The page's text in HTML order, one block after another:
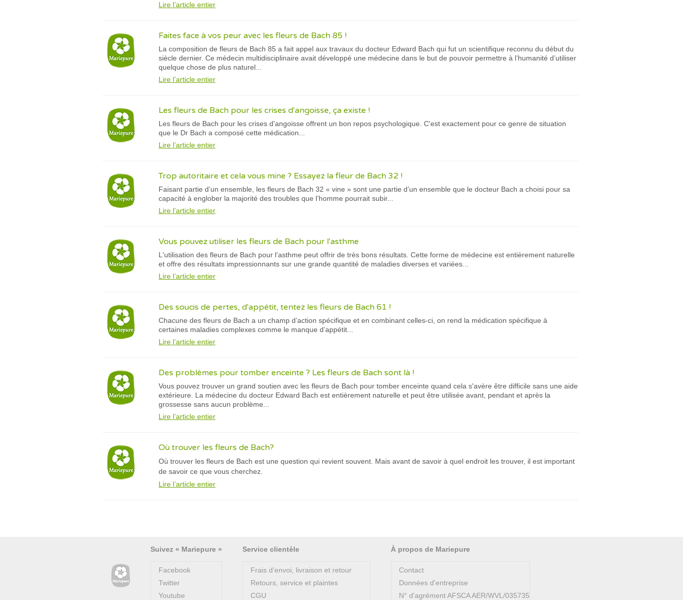
Lire l’article entier
Faites face à vos peur avec les fleurs de Bach 85 !
La composition de fleurs de Bach 85 a fait appel aux travaux du docteur Edward Bach qui fut un scientifique reconnu du début du
siècle dernier. Ce médecin multidisciplinaire avait développé une médecine dans le but de pouvoir permettre à l’humanité d’utiliser
quelque chose de plus naturel...
Lire l’article entier
Les fleurs de Bach pour les crises d'angoisse, ça existe !
Les fleurs de Bach pour les crises d'angoisse offrent un bon repos psychologique. C'est exactement pour ce genre de situation
que le Dr Bach a composé cette médication...
Lire l’article entier
Trop autoritaire et cela vous mine ? Essayez la fleur de Bach 32 !
Faisant partie d’un ensemble, les fleurs de Bach 32 « vine » sont une partie d’un ensemble que le docteur Bach a choisi pour sa
capacité à englober la majorité des troubles que l’homme pourrait subir...
Lire l’article entier
Vous pouvez utiliser les fleurs de Bach pour l'asthme
L'utilisation des fleurs de Bach pour l’asthme peut offrir de très bons résultats. Cette forme de médecine est entièrement naturelle
et offre des résultats impressionnants sur une grande quantité de maladies diverses et variées...
Lire l’article entier
Des soucis de pertes, d'appétit, tentez les fleurs de Bach 61 !
Chacune des fleurs de Bach a un champ d’action spécifique et en combinant celles-ci, on rend la médication spécifique à
certaines maladies complexes comme le manque d’appétit...
Lire l’article entier
Des problèmes pour tomber enceinte ? Les fleurs de Bach sont là !
Vous pouvez trouver un grand soutien avec les fleurs de Bach pour tomber enceinte quand cela s'avère être difficile sans une aide
extérieure. La médecine du docteur Edward Bach est entièrement naturelle et peut être utilisée avant, pendant et après la
grossesse sans aucun problème...
Lire l’article entier
Où trouver les fleurs de Bach?
Où trouver les fleurs de Bach est une question qui revient souvent. Mais avant de savoir à quel endroit les trouver, il est important
de savoir ce que vous cherchez.
Lire l’article entier
Suivez « Mariepure »
Facebook
Twitter
Youtube
Service clientèle
Frais d’envoi, livraison et retour
Retours, service et plaintes
CGU
À propos de Mariepure
Contact
Données d'entreprise
N° d'agrément AFSCA AER/WVL/035735